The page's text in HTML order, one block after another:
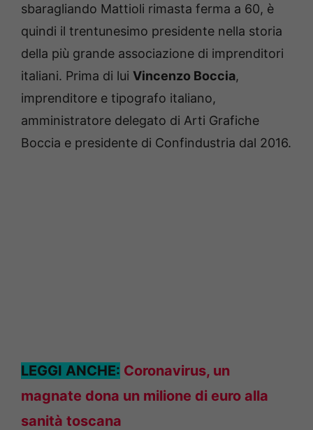
sbaragliando Mattioli rimasta ferma a 60, è
quindi il trentunesimo presidente nella storia
della più grande associazione di imprenditori
italiani. Prima di lui Vincenzo Boccia,
imprenditore e tipografo italiano,
amministratore delegato di Arti Grafiche
Boccia e presidente di Confindustria dal 2016.
LEGGI ANCHE: Coronavirus, un
magnate dona un milione di euro alla
sanità toscana